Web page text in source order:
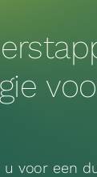
voor een